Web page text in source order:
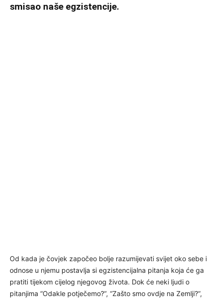
smisao naše egzistencije.
Od kada je čovjek započeo bolje razumijevati svijet oko sebe i
odnose u njemu postavlja si egzistencijalna pitanja koja će ga
pratiti tijekom cijelog njegovog života. Dok će neki ljudi o
pitanjima “Odakle potječemo?”, “Zašto smo ovdje na Zemlji?”,